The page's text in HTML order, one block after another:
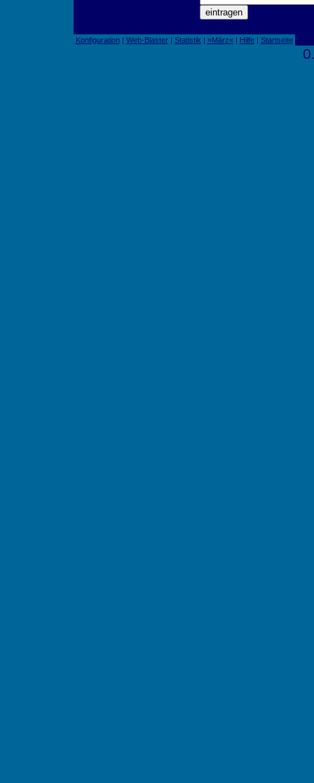
Konfiguration| Web-Blaster| Statistik | »März«| Hilfe| Startseite